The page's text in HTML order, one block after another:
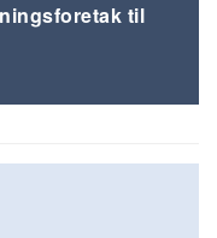
til